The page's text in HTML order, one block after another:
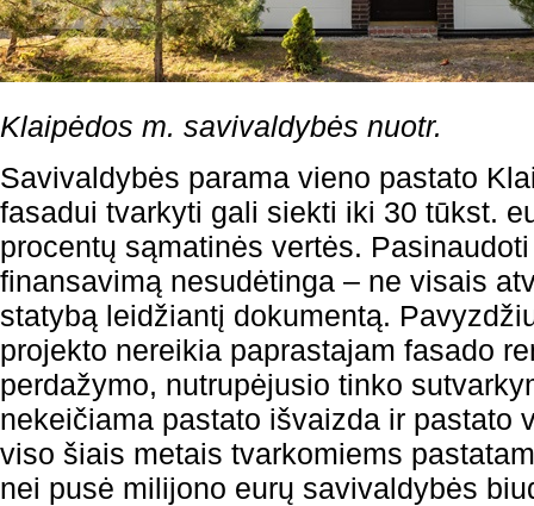
Klaipėdos m. savivaldybės nuotr.
Savivaldybės parama vieno pastato
fasadui tvarkyti gali siekti iki 30 tūkst.
procentų sąmatinės vertės.
finansavimą nesudėtinga – ne visais
statybą leidžiantį dokumentą.
projekto nereikia paprastajam fasado
perdažymo, nutrupėjusio tinko
nekeičiama pastato išvaizda ir pastato
viso šiais metais tvarkomiems
nei pusė milijono eurų savivaldybės